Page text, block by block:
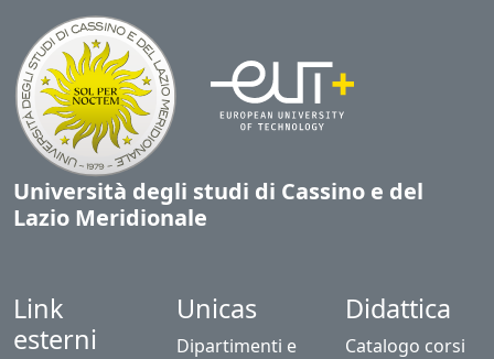
Università degli studi di Cassino e del
Lazio Meridionale
Link
esterni
Unicas
Dipartimenti e
Didattica
Catalogo corsi